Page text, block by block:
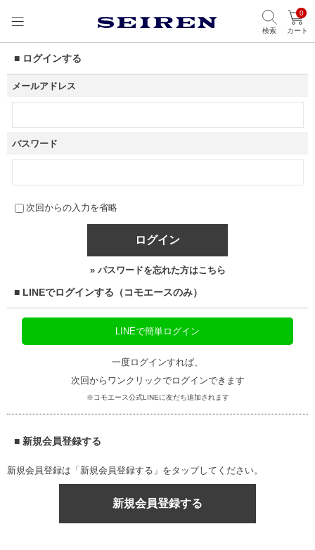
検索
0
カート
■ ログインする
メールアドレス
パスワード
次回からの入力を省略
ログイン
» パスワードを忘れた方はこちら
■ LINEでログインする（コモエースのみ）
LINEで簡単ログイン
一度ログインすれば、
次回からワンクリックでログインできます
※コモエース公式LINEに友だち追加されます
■ 新規会員登録する
新規会員登録は「新規会員登録する」をタップしてください。
新規会員登録する